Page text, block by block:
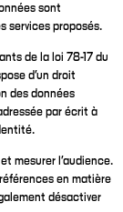
sont
services proposés.
de la loi 78-17 du
d’un droit
des données
par écrit à
mesurer l’audience.
en matière
désactiver